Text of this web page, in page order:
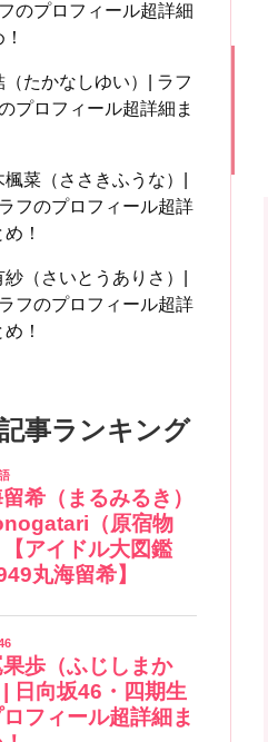
のプロフィール超詳細
（たかなしゆい）| ラフ
プロフィール超詳細ま
菜（ささきふうな）|
フのプロフィール超詳
！
（さいとうありさ）|
フのプロフィール超詳
！
事ランキング